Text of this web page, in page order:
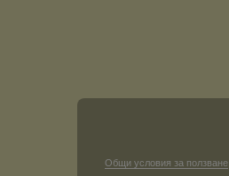
Общи условия за ползване